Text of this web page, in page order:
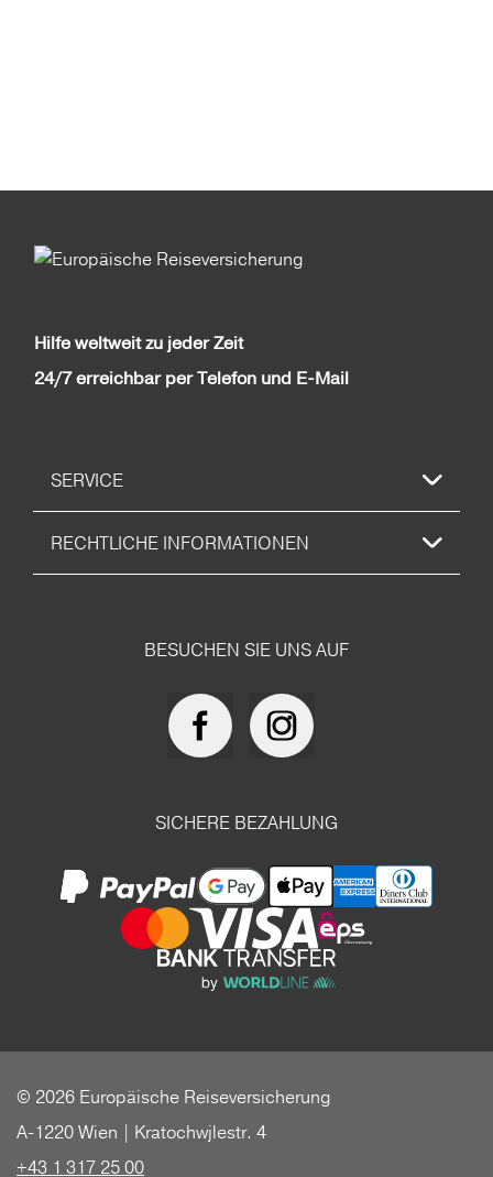
Hilfe weltweit zu jeder Zeit
24/7 erreichbar per Telefon und E-Mail
SERVICE
RECHTLICHE INFORMATIONEN
BESUCHEN SIE UNS AUF
SICHERE BEZAHLUNG
© 2026 Europäische Reiseversicherung
A-1220 Wien | Kratochwjlestr. 4
+43 1 317 25 00